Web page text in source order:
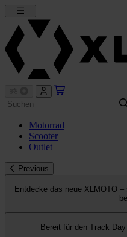
Motorrad
Scooter
Outlet
Previous
Entdecke das neue XLMOTO
Bereit für den Track Day